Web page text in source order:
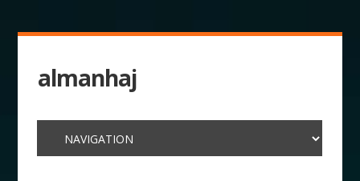
almanhaj